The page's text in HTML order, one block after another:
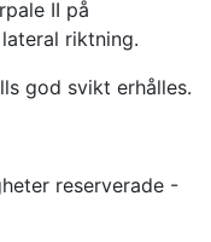
II på
riktning.
god svikt erhålles.
reserverade -